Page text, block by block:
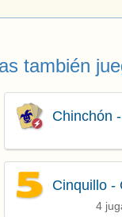
también
Chinchón
4
Cinquillo -